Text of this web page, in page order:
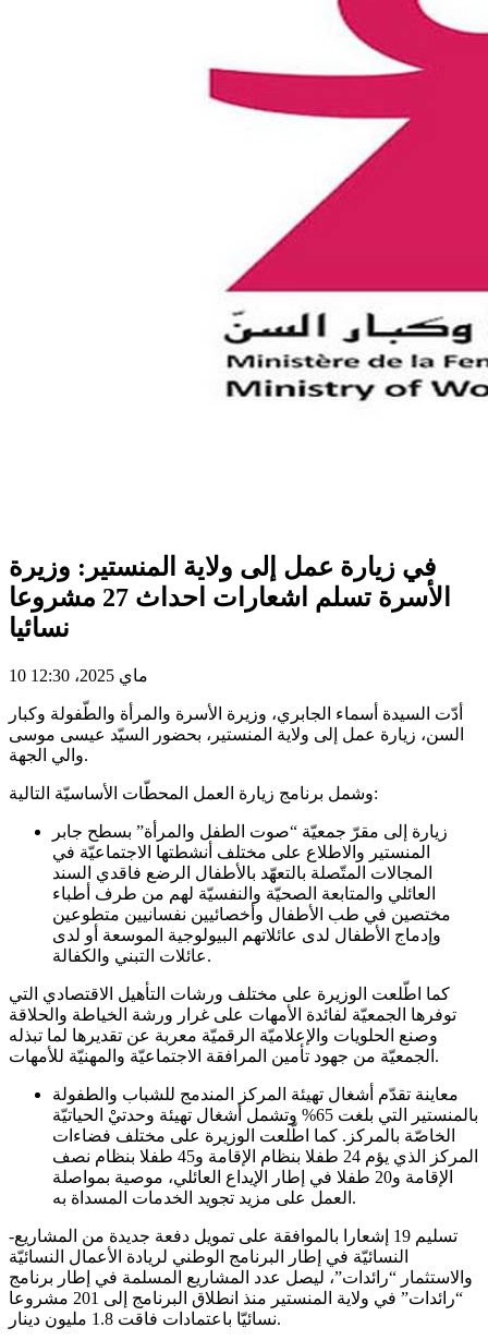
في زيارة عمل إلى ولاية المنستير: وزيرة
الأسرة تسلم اشعارات احداث 27 مشروعا
نسائيا
10 ماي 2025، 12:30
أدّت السيدة أسماء الجابري، وزيرة الأسرة والمرأة والطّفولة وكبار
السن، زيارة عمل إلى ولاية المنستير، بحضور السيّد عيسى موسى
والي الجهة.
وشمل برنامج زيارة العمل المحطّات الأساسيّة التالية:
زيارة إلى مقرّ جمعيّة “صوت الطفل والمرأة” بسطح جابر
المنستير والاطلاع على مختلف أنشطتها الاجتماعيّة في
المجالات المتّصلة بالتعهّد بالأطفال الرضع فاقدي السند
العائلي والمتابعة الصحيّة والنفسيّة لهم من طرف أطباء
مختصين في طب الأطفال وأخصائيين نفسانيين متطوعين
وإدماج الأطفال لدى عائلاتهم البيولوجية الموسعة أو لدى
عائلات التبني والكفالة.
كما اطّلعت الوزيرة على مختلف ورشات التأهيل الاقتصادي التي
توفرها الجمعيّة لفائدة الأمهات على غرار ورشة الخياطة والحلاقة
وصنع الحلويات والإعلاميّة الرقميّة معربة عن تقديرها لما تبذله
الجمعيّة من جهود تأمين المرافقة الاجتماعيّة والمهنيّة للأمهات.
معاينة تقدّم أشغال تهيئة المركز المندمج للشباب والطفولة
بالمنستير التي بلغت 65% وتشمل أشغال تهيئة وحدتيْ الحياتيّة
الخاصّة بالمركز. كما اطّلعت الوزيرة على مختلف فضاءات
المركز الذي يؤم 24 طفلا بنظام الإقامة و45 طفلا بنظام نصف
الإقامة و20 طفلا في إطار الإيداع العائلي، موصية بمواصلة
العمل على مزيد تجويد الخدمات المسداة به.
-تسليم 19 إشعارا بالموافقة على تمويل دفعة جديدة من المشاريع
النسائيّة في إطار البرنامج الوطني لريادة الأعمال النسائيّة
والاستثمار “رائدات”، ليصل عدد المشاريع المسلمة في إطار برنامج
“رائدات” في ولاية المنستير منذ انطلاق البرنامج إلى 201 مشروعا
نسائيّا باعتمادات فاقت 1.8 مليون دينار.